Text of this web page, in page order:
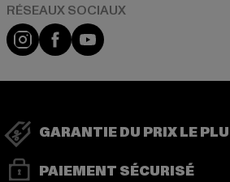
Visit our Instagram page:
Visit our Facebook page:
Visit our YouTube
GARANTIE DU PRIX LE
PAIEMENT SÉCURISÉ